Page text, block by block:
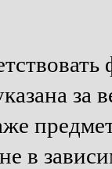
за
в